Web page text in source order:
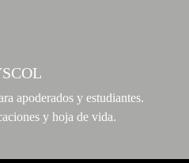
apoderados y estudiantes.
y hoja de vida.